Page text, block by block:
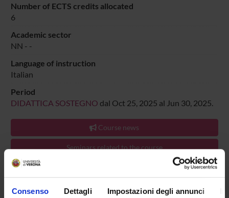
Consenso Dettagli Impostazioni degli annunci
Number of ECTS credits allocated
6
Academic sector
NN - -
Language of instruction
Italian
Period
DIDATTICA SOSTEGNO dal Oct 25, 2025 al Jun 30, 2025.
Course news
Seminars related to the course
LESSON TIMETABLE
Go to lesson schedule